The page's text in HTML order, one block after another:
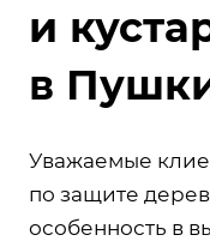
и
в
Уважаемые
по защите
особенность в